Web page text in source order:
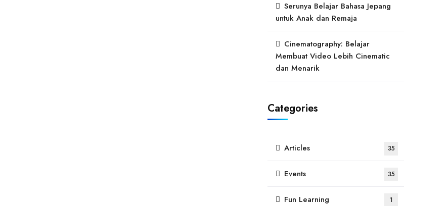
Serunya Belajar Bahasa Jepang
untuk Anak dan Remaja
Cinematography: Belajar
Membuat Video Lebih Cinematic
dan Menarik
Categories
Articles 35
Events 35
Fun Learning 1